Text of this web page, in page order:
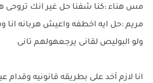
مس هناء :كنا شفنا حل غير انك تروحى
مريم :حل ايه اخطفه واعيش هربانه انا
ولو البوليص لقانى يرجعهولهم تانى
انا لازم آخد على بطريقه قانونيه وقدام